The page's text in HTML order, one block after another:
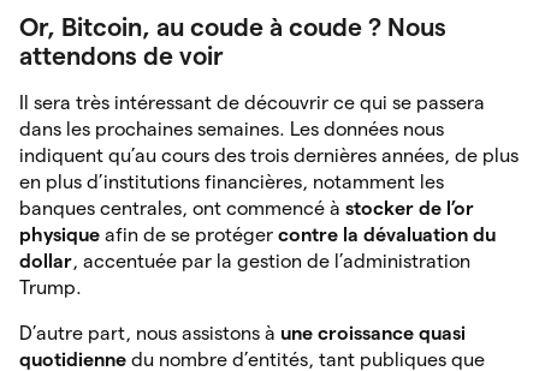
Or, Bitcoin, au coude à coude ? Nous
attendons de voir
Il sera très intéressant de découvrir ce qui se passera
dans les prochaines semaines. Les données nous
indiquent qu’au cours des trois dernières années, de plus
en plus d’institutions financières, notamment les
banques centrales, ont commencé à stocker de l’or
physique afin de se protéger contre la dévaluation du
dollar, accentuée par la gestion de l’administration
Trump.
D’autre part, nous assistons à une croissance quasi
quotidienne du nombre d’entités, tant publiques que